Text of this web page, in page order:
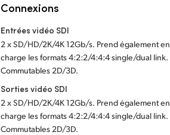
Connexions
Entrées vidéo SDI
2 x SD/HD/2K/4K 12Gb/s. Prend également en
charge les formats 4:2:2/4:4:4 single/dual link.
Commutables 2D/3D.
Sorties vidéo SDI
2 x SD/HD/2K/4K 12Gb/s. Prend également en
charge les formats 4:2:2/4:4:4 single/dual link.
Commutables 2D/3D.